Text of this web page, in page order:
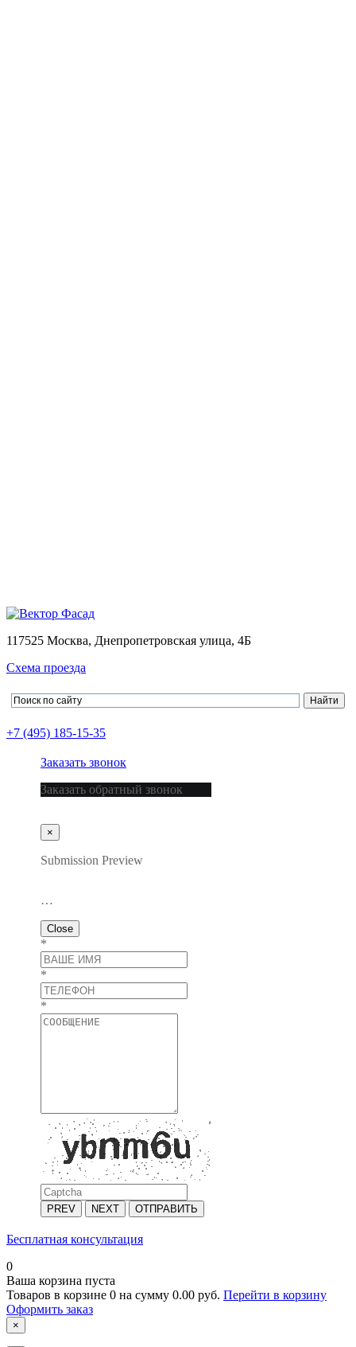
117525 Москва, Днепропетровская улица, 4Б
Схема проезда
+7 (495) 185-15-35
Заказать звонок
Заказать обратный звонок
×
Submission Preview
…
Close
*
*
*
PREV NEXT ОТПРАВИТЬ
Бесплатная консультация
0
Ваша корзина пуста
Товаров в корзине 0 на сумму 0.00 руб. Перейти в корзину
Оформить заказ
×